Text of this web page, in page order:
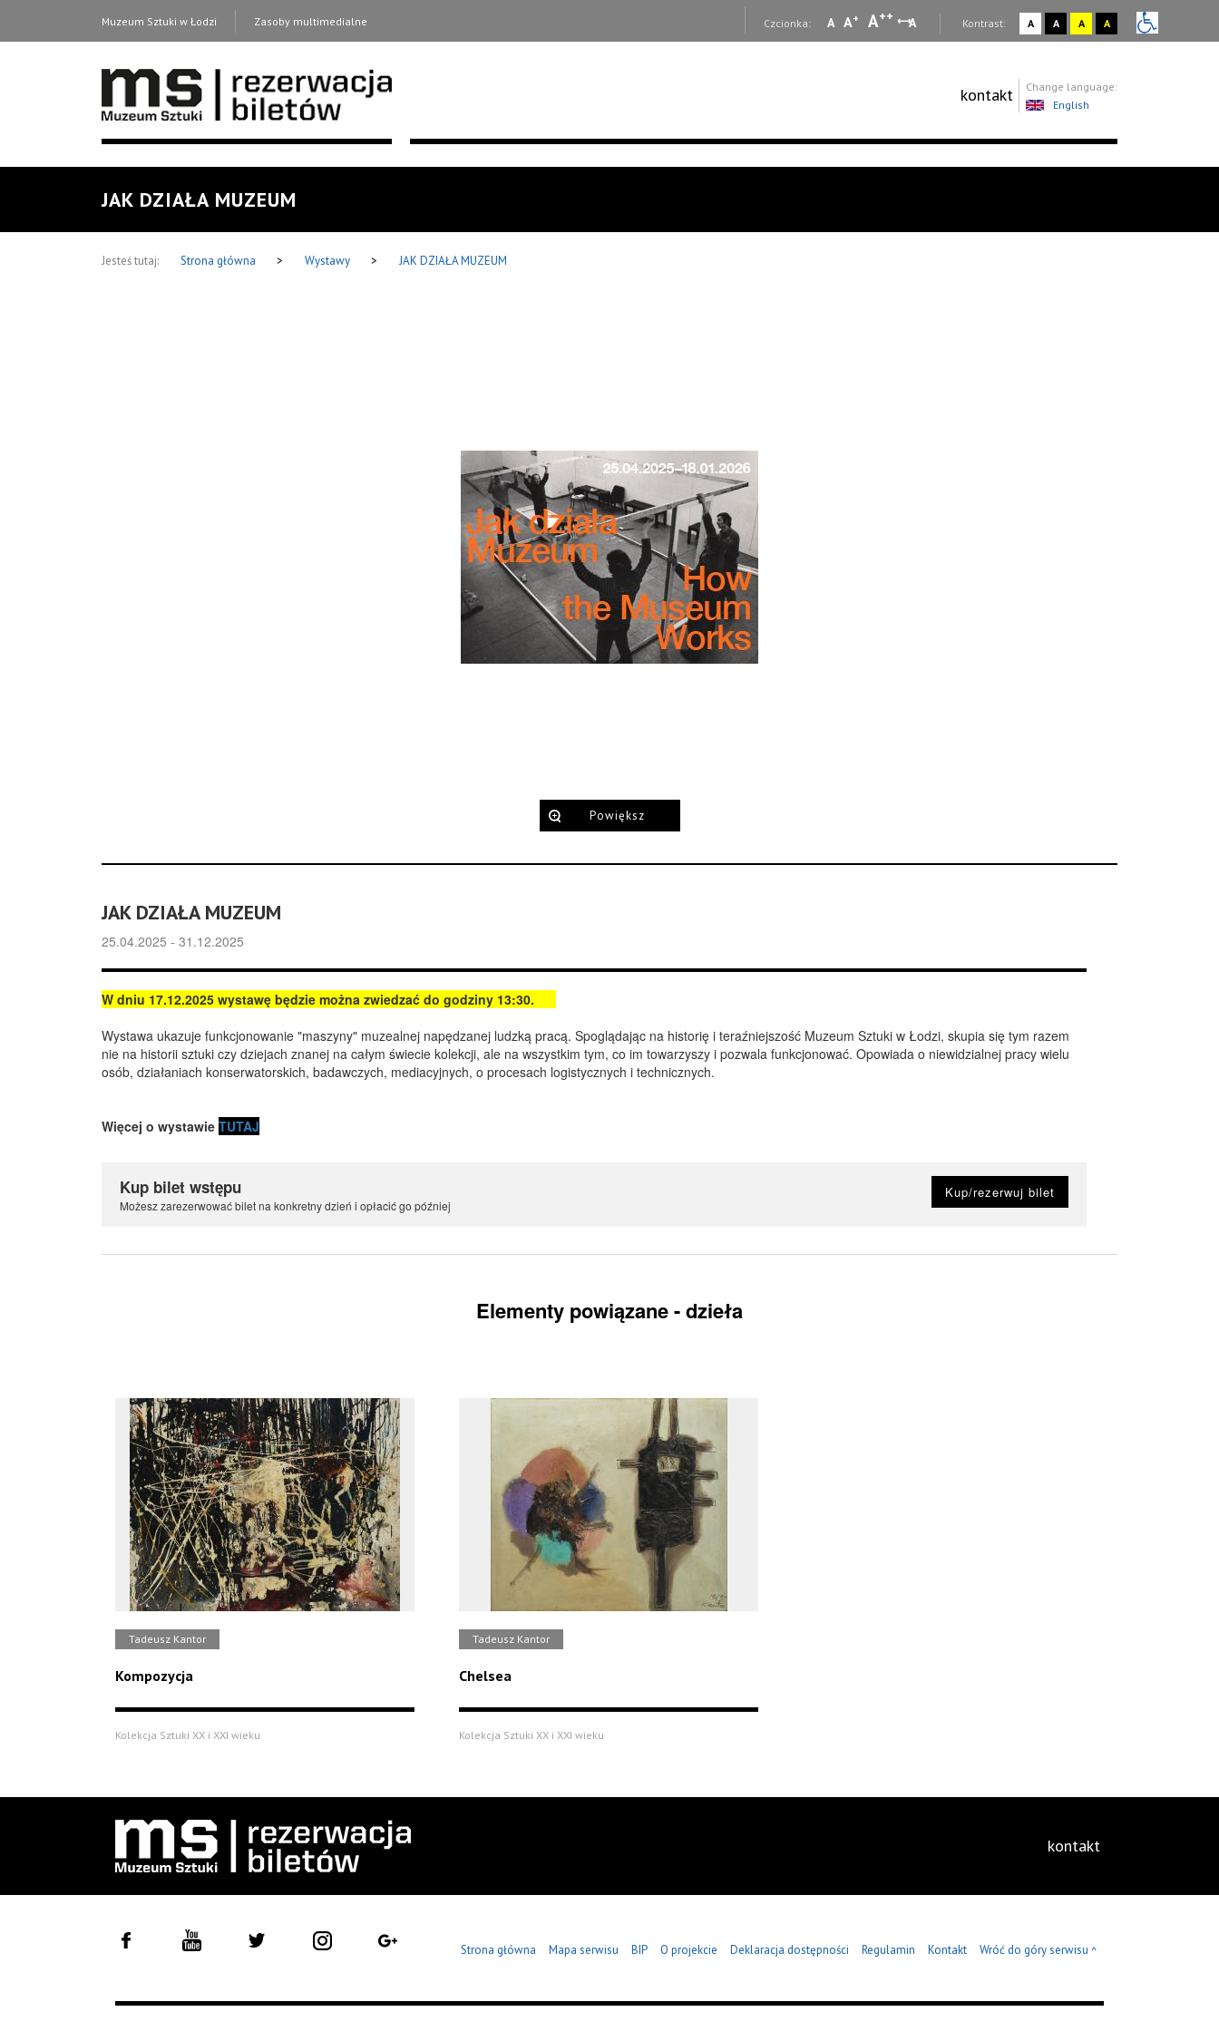
Muzeum Sztuki w Łodzi Zasoby multimedialne Czcionka: A A+ A++ A Kontrast: A A A A
kontakt
Change language:
English
JAK DZIAŁA MUZEUM
Jesteś tutaj: Strona główna > Wystawy > JAK DZIAŁA MUZEUM
Powiększ
JAK DZIAŁA MUZEUM
25.04.2025 - 31.12.2025
W dniu 17.12.2025 wystawę będzie można zwiedzać do godziny 13:30.
Wystawa ukazuje funkcjonowanie "maszyny" muzealnej napędzanej ludzką pracą. Spoglądając na historię i teraźniejszość Muzeum Sztuki w Łodzi, skupia się tym razem
nie na historii sztuki czy dziejach znanej na całym świecie kolekcji, ale na wszystkim tym, co im towarzyszy i pozwala funkcjonować. Opowiada o niewidzialnej pracy wielu
osób, działaniach konserwatorskich, badawczych, mediacyjnych, o procesach logistycznych i technicznych.
Więcej o wystawie TUTAJ
Kup bilet wstępu
Możesz zarezerwować bilet na konkretny dzień i opłacić go później
Kup/rezerwuj bilet
Elementy powiązane - dzieła
Tadeusz Kantor
Kompozycja
Kolekcja Sztuki XX i XXI wieku
Tadeusz Kantor
Chelsea
Kolekcja Sztuki XX i XXI wieku
kontakt
Strona główna Mapa serwisu BIP O projekcie Deklaracja dostępności Regulamin Kontakt Wróć do góry serwisu ^